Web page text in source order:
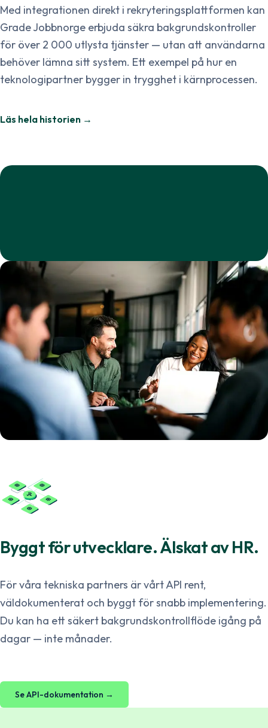
Med integrationen direkt i rekryteringsplattformen kan
Grade Jobbnorge erbjuda säkra bakgrundskontroller
för över 2 000 utlysta tjänster — utan att användarna
behöver lämna sitt system. Ett exempel på hur en
teknologipartner bygger in trygghet i kärnprocessen.
Läs hela historien →
Byggt för utvecklare. Älskat av HR.
För våra tekniska partners är vårt API rent,
väldokumenterat och byggt för snabb implementering.
Du kan ha ett säkert bakgrundskontrollflöde igång på
dagar — inte månader.
Se API-dokumentation →